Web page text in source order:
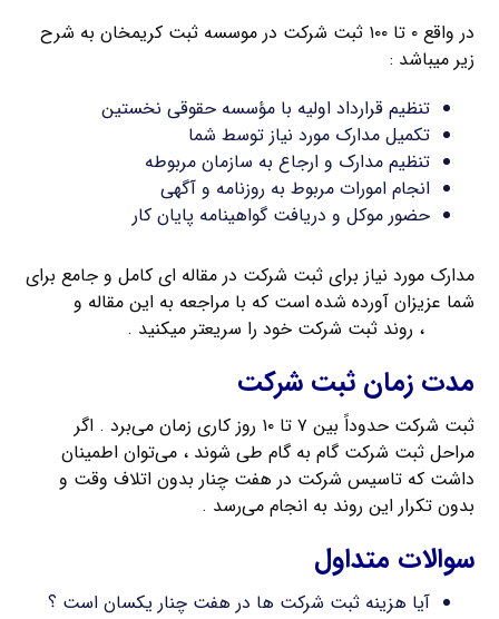
در واقع ۰ تا ۱۰۰ ثبت شرکت در موسسه ثبت کریمخان به شرح
زیر میباشد :
تنظیم قرارداد اولیه با مؤسسه حقوقی نخستین
تکمیل مدارک مورد نیاز توسط شما
تنظیم مدارک و ارجاع به سازمان مربوطه
انجام امورات مربوط به روزنامه و آگهی
حضور موکل و دریافت گواهینامه پایان کار
مدارک مورد نیاز برای ثبت شرکت در مقاله ای کامل و جامع برای
شما عزیزان آورده شده است که با مراجعه به این مقاله و
، روند ثبت شرکت خود را سریعتر میکنید .
مدت زمان ثبت شرکت
ثبت شرکت حدوداً بین ۷ تا ۱۰ روز کاری زمان می‌برد . اگر
مراحل ثبت شرکت گام به گام طی شوند ، می‌توان اطمینان
داشت که تاسیس شرکت در هفت چنار بدون اتلاف وقت و
بدون تکرار این روند به انجام می‌رسد .
سوالات متداول
آیا هزینه ثبت شرکت ها در هفت چنار یکسان است ؟